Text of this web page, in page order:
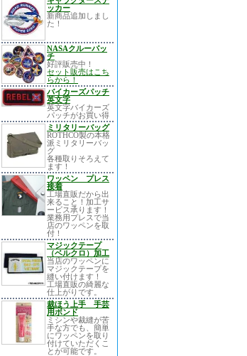
ッカー
新商品追加しまし
た！
NASAクルーパッ
チ
好評販売中！
セット販売はこち
らから！
バイカーズパッチ
英文字
英文字バイカーズ
パッチがお買い得
ミリタリーバッグ
ROTHCO製の本格
派ミリタリーバッ
グ
各種取りそろえて
ます！
ワッペン プレス
接着
工場直販だから出
来ること！加工サ
ービス承ります！
業務用プレスで当
店のワッペンを取
付！
マジックテープ
（ベルクロ）加工
当店のワッペンに
マジックテープを
縫い付けます！
工場直販の綺麗な
仕上がりです。
裁ほう上手 手芸
用ボンド
ミシンや裁縫が苦
手な方でも、簡単
にワッペンを取り
付けていただくこ
とが可能です。